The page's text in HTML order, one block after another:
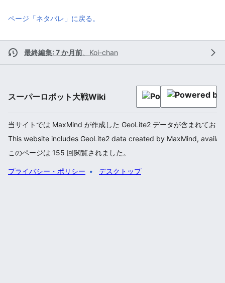
ページ「ネタバレ」に戻る。
最終編集: 7 か月前 Koi-chan
スーパーロボット大戦Wiki
当サイトでは MaxMind が作成した GeoLite2 データが含まれてお
This website includes GeoLite2 data created by MaxMind,
このページは 155 回閲覧されました。
プライバシー・ポリシー デスクトップ